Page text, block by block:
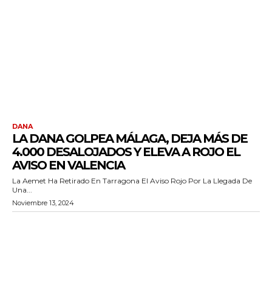
DANA
LA DANA GOLPEA MÁLAGA, DEJA MÁS DE
4.000 DESALOJADOS Y ELEVA A ROJO EL
AVISO EN VALENCIA
La Aemet Ha Retirado En Tarragona El Aviso Rojo Por La Llegada De
Una...
Noviembre 13, 2024